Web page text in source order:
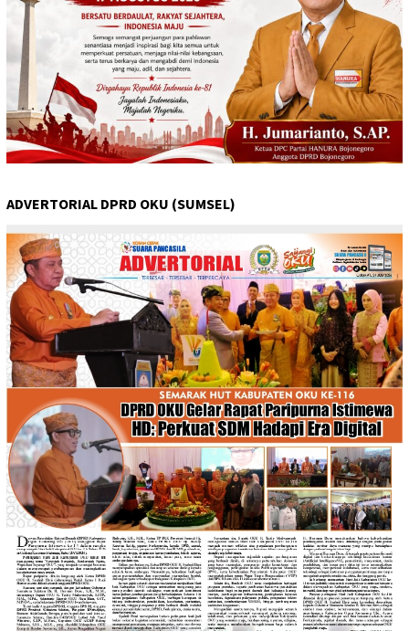
ADVERTORIAL DPRD OKU (SUMSEL)